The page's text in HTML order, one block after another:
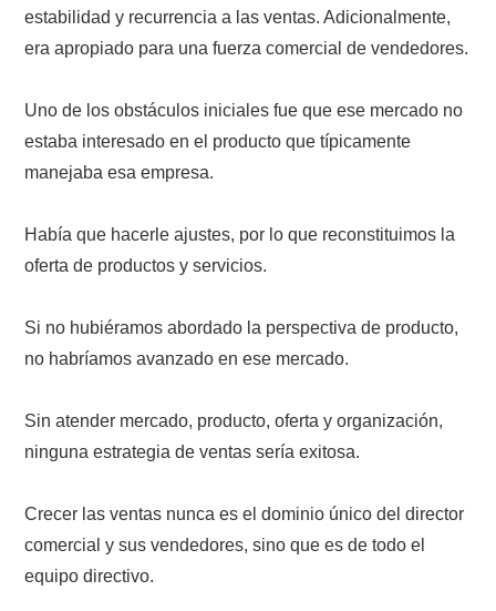
estabilidad y recurrencia a las ventas. Adicionalmente,
era apropiado para una fuerza comercial de vendedores.
Uno de los obstáculos iniciales fue que ese mercado no
estaba interesado en el producto que típicamente
manejaba esa empresa.
Había que hacerle ajustes, por lo que reconstituimos la
oferta de productos y servicios.
Si no hubiéramos abordado la perspectiva de producto,
no habríamos avanzado en ese mercado.
Sin atender mercado, producto, oferta y organización,
ninguna estrategia de ventas sería exitosa.
Crecer las ventas nunca es el dominio único del director
comercial y sus vendedores, sino que es de todo el
equipo directivo.